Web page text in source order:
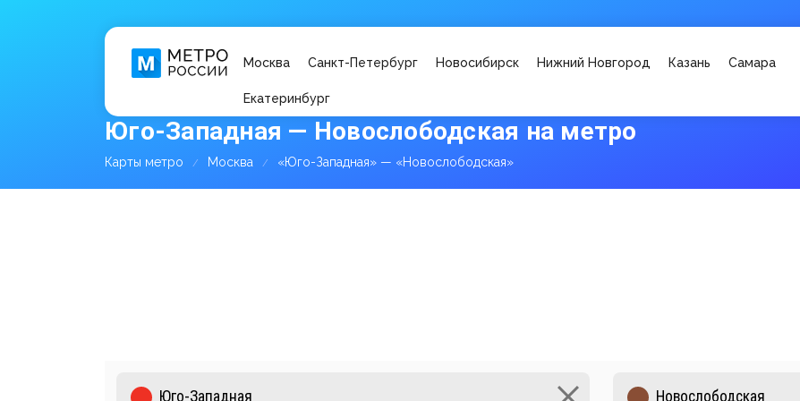
Москва Санкт-Петербург Новосибирск Нижний Новгород Казань Самара
Екатеринбург
Юго-Западная — Новослободская на метро
Карты метро Москва «Юго-Западная» — «Новослободская»